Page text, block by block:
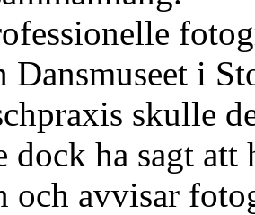
Dansmuseet i
skulle
dock ha sagt
och avvisar